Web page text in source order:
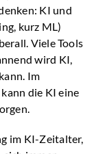
KI und
kurz ML)
Viele Tools
wird KI,
Im
die KI eine
im KI-Zeitalter,